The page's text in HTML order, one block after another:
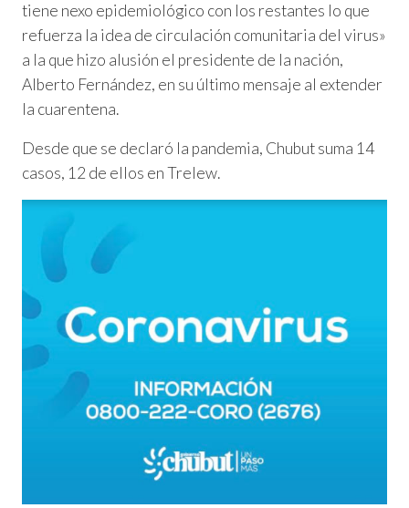
tiene nexo epidemiológico con los restantes lo que
refuerza la idea de circulación comunitaria del virus»
a la que hizo alusión el presidente de la nación,
Alberto Fernández, en su último mensaje al extender
la cuarentena.
Desde que se declaró la pandemia, Chubut suma 14
casos, 12 de ellos en Trelew.